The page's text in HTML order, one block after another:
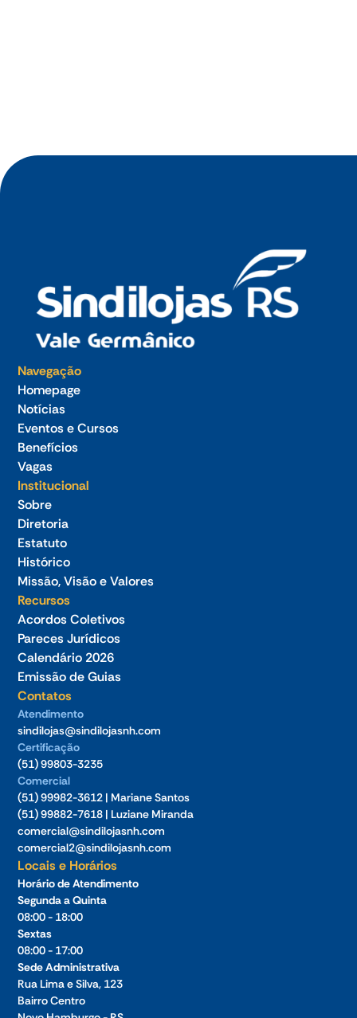
Navegação
Homepage
Notícias
Eventos e Cursos
Benefícios
Vagas
Institucional
Sobre
Diretoria
Estatuto
Histórico
Missão, Visão e Valores
Recursos
Acordos Coletivos
Pareces Jurídicos
Calendário 2026
Emissão de Guias
Contatos
Atendimento
sindilojas@sindilojasnh.com
Certificação
(51) 99803-3235
Comercial
(51) 99982-3612 | Mariane Santos
(51) 99882-7618 | Luziane Miranda
comercial@sindilojasnh.com
comercial2@sindilojasnh.com
Locais e Horários
Horário de Atendimento
Segunda a Quinta
08:00 - 18:00
Sextas
08:00 - 17:00
Sede Administrativa
Rua Lima e Silva, 123
Bairro Centro